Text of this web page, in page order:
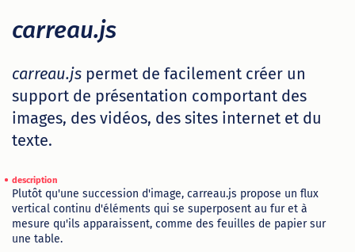
carreau.js
carreau.js permet de facilement créer un
support de présentation comportant des
images, des vidéos, des sites internet et du
texte.
Plutôt qu'une succession d'image, carreau.js propose un flux
vertical continu d'éléments qui se superposent au fur et à
mesure qu'ils apparaissent, comme des feuilles de papier sur
une table.